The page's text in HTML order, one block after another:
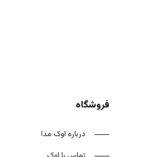
فروشگاه
درباره اوک مدا